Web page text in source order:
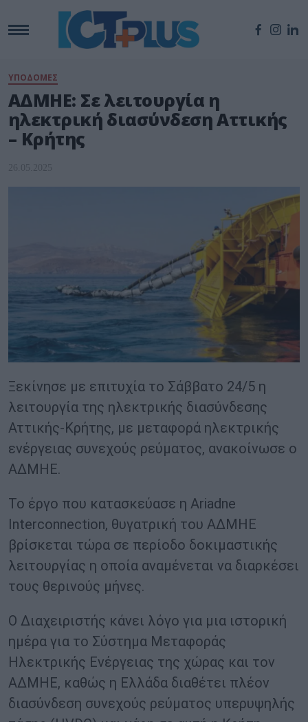
ΥΠΟΔΟΜΕΣ
ΑΔΜΗΕ: Σε λειτουργία η
ηλεκτρική διασύνδεση Αττικής
– Κρήτης
26.05.2025
Ξεκίνησε με επιτυχία το Σάββατο 24/5 η
λειτουργία της ηλεκτρικής διασύνδεσης
Αττικής-Κρήτης, με μεταφορά ηλεκτρικής
ενέργειας συνεχούς ρεύματος, ανακοίνωσε ο
ΑΔΜΗΕ.
Το έργο που κατασκεύασε η Ariadne
Interconnection, θυγατρική του ΑΔΜΗΕ
βρίσκεται τώρα σε περίοδο δοκιμαστικής
λειτουργίας η οποία αναμένεται να διαρκέσει
τους θερινούς μήνες.
Ο Διαχειριστής κάνει λόγο για μια ιστορική
ημέρα για το Σύστημα Μεταφοράς
Ηλεκτρικής Ενέργειας της χώρας και τον
ΑΔΜΗΕ, καθώς η Ελλάδα διαθέτει πλέον
διασύνδεση συνεχούς ρεύματος υπερυψηλής